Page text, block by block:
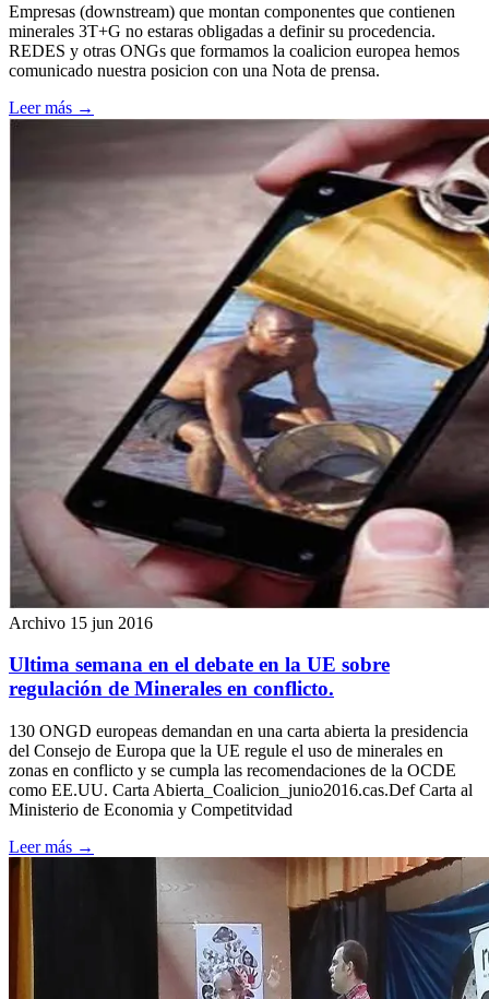
Empresas (downstream) que montan componentes que contienen
minerales 3T+G no estaras obligadas a definir su procedencia.
REDES y otras ONGs que formamos la coalicion europea hemos
comunicado nuestra posicion con una Nota de prensa.
Leer más →
Archivo 15 jun 2016
Ultima semana en el debate en la UE sobre
regulación de Minerales en conflicto.
130 ONGD europeas demandan en una carta abierta la presidencia
del Consejo de Europa que la UE regule el uso de minerales en
zonas en conflicto y se cumpla las recomendaciones de la OCDE
como EE.UU. Carta Abierta_Coalicion_junio2016.cas.Def Carta al
Ministerio de Economia y Competitvidad
Leer más →